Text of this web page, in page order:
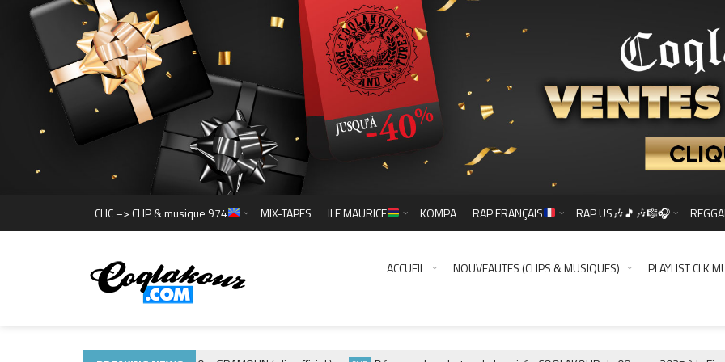
CLIC –> CLIP & musique 974 MIX-TAPES ILE MAURICE KOMPA RAP FRANÇAIS RAP US🎶🎵🎶🎼🎧
ACCUEIL NOUVEAUTES (CLIPS & MUSIQUES) PLAYLIST CLK